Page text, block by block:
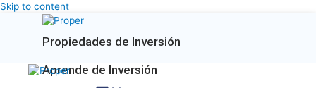
Skip to content
Propiedades de Inversión
Aprende de Inversión